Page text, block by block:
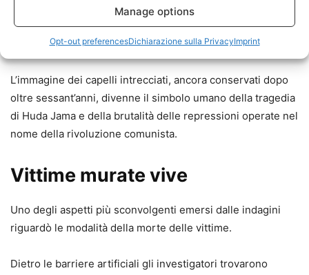
Manage options
Opt-out preferencesDichiarazione sulla PrivacyImprint
Quelle trecce appartenevano probabilmente a donne e
ragazze trascinate nella miniera insieme ai prigionieri
politici e militari.
L’immagine dei capelli intrecciati, ancora conservati dopo
oltre sessant’anni, divenne il simbolo umano della tragedia
di Huda Jama e della brutalità delle repressioni operate nel
nome della rivoluzione comunista.
Vittime murate vive
Uno degli aspetti più sconvolgenti emersi dalle indagini
riguardò le modalità della morte delle vittime.
Dietro le barriere artificiali gli investigatori trovarono